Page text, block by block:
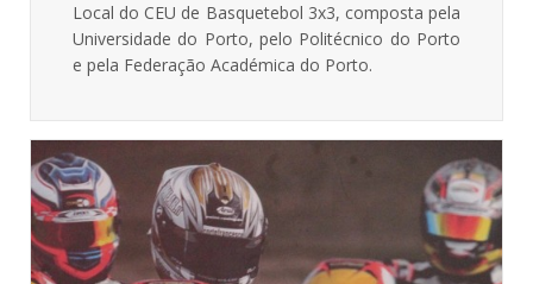
Local do CEU de Basquetebol 3x3, composta pela
Universidade do Porto, pelo Politécnico do Porto
e pela Federação Académica do Porto.